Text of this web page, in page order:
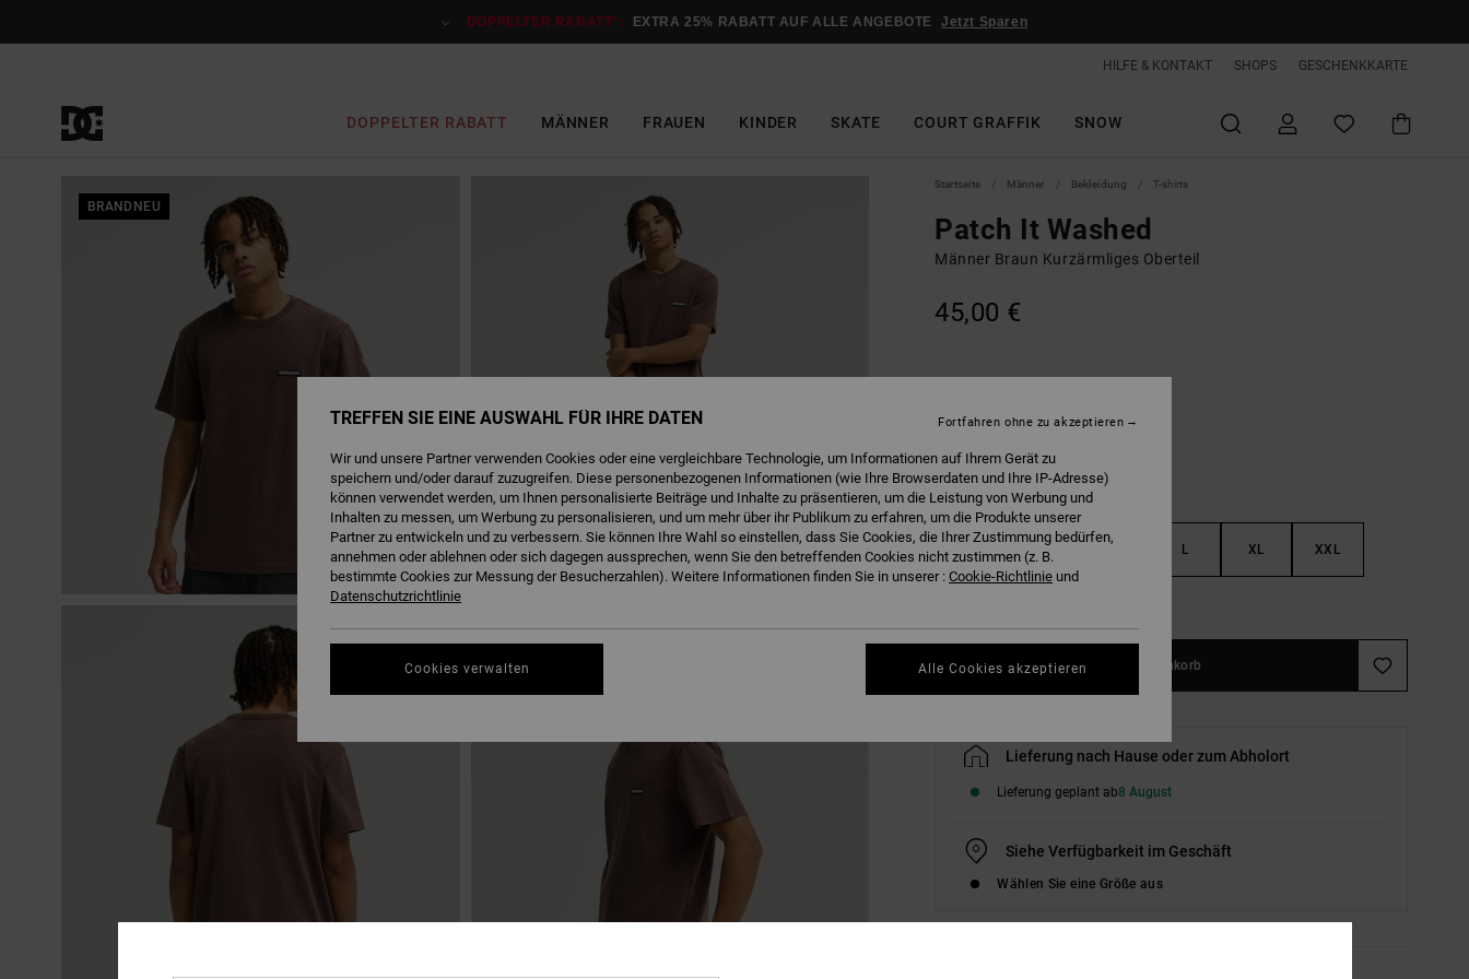
DOPPELTER RABATT*: EXTRA 25% RABATT AUF ALLE ANGEBOTE Jetzt Sparen
HILFE & KONTAKT SHOPS GESCHENKKARTE
DOPPELTER RABATT MÄNNER FRAUEN KINDER SKATE COURT GRAFFIK SNOW
BRANDNEU
Startseite Männer Bekleidung T-shirts
Patch It Washed
Männer Braun Kurzärmliges Oberteil
45,00 €
XS S M L XL XXL
In den Warenkorb
Lieferung nach Hause oder zum Abholort
Lieferung geplant ab8 August
Siehe Verfügbarkeit im Geschäft
Wählen Sie eine Größe aus
TREFFEN SIE EINE AUSWAHL FÜR IHRE DATEN
Wir und unsere Partner verwenden Cookies oder eine vergleichbare Technologie, um Informationen auf Ihrem Gerät zu
speichern und/oder darauf zuzugreifen. Diese personenbezogenen Informationen (wie Ihre Browserdaten und Ihre IP-Adresse)
können verwendet werden, um Ihnen personalisierte Beiträge und Inhalte zu präsentieren, um die Leistung von Werbung und
Inhalten zu messen, um Werbung zu personalisieren, und um mehr über ihr Publikum zu erfahren, um die Produkte unserer
Partner zu entwickeln und zu verbessern. Sie können Ihre Wahl so einstellen, dass Sie Cookies, die Ihrer Zustimmung bedürfen,
annehmen oder ablehnen oder sich dagegen aussprechen, wenn Sie den betreffenden Cookies nicht zustimmen (z. B.
bestimmte Cookies zur Messung der Besucherzahlen). Weitere Informationen finden Sie in unserer : Cookie-Richtlinie und
Datenschutzrichtlinie
Cookies verwalten
Fortfahren ohne zu akzeptieren
Alle Cookies akzeptieren